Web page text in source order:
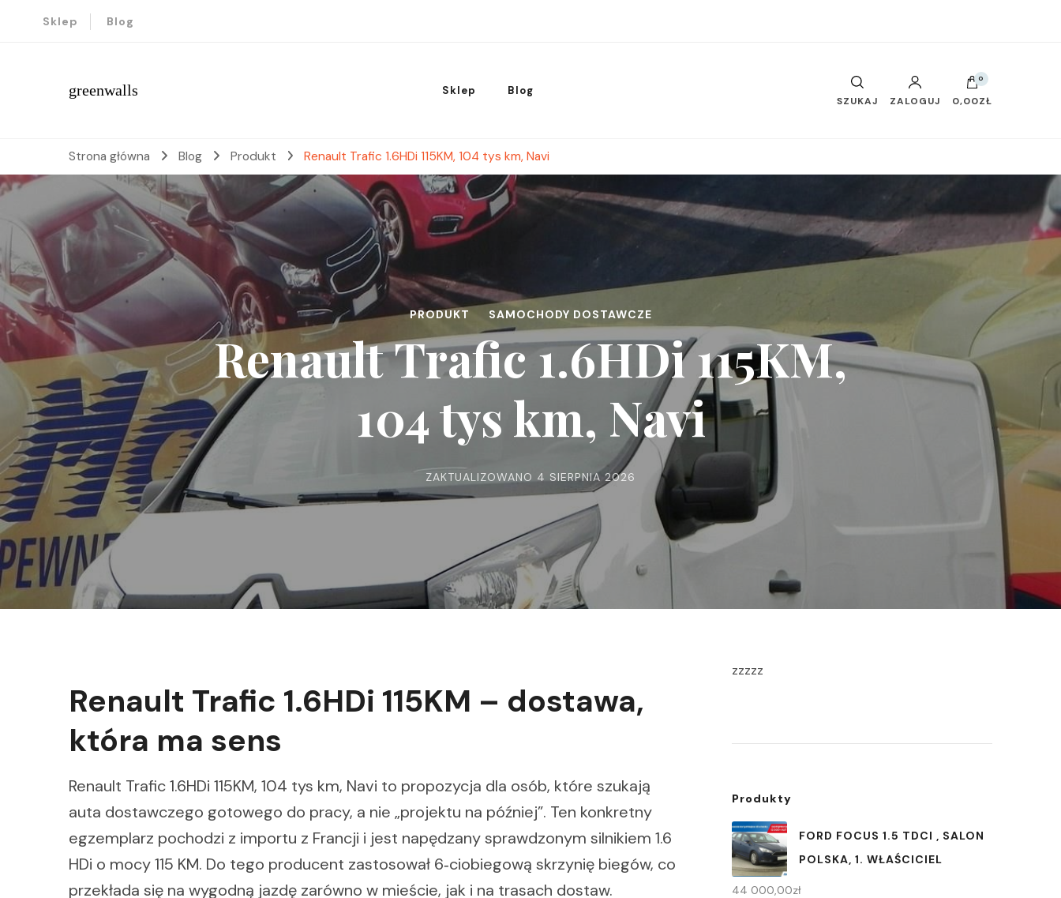
Sklep Blog
greenwalls Sklep Blog
SZUKAJ ZALOGUJ
0
0,00ZŁ
Strona główna Blog Produkt Renault Trafic 1.6HDi 115KM, 104 tys km, Navi
PRODUKT SAMOCHODY DOSTAWCZE
Renault Trafic 1.6HDi 115KM,
104 tys km, Navi
ZAKTUALIZOWANO 4 SIERPNIA 2026
Renault Trafic 1.6HDi 115KM – dostawa,
która ma sens
Renault Trafic 1.6HDi 115KM, 104 tys km, Navi to propozycja dla osób, które szukają
auta dostawczego gotowego do pracy, a nie „projektu na później”. Ten konkretny
egzemplarz pochodzi z importu z Francji i jest napędzany sprawdzonym silnikiem 1.6
HDi o mocy 115 KM. Do tego producent zastosował 6‑ciobiegową skrzynię biegów, co
przekłada się na wygodną jazdę zarówno w mieście, jak i na trasach dostaw.
zzzzz
Produkty
FORD FOCUS 1.5 TDCI , SALON
POLSKA, 1. WŁAŚCICIEL
44 000,00zł